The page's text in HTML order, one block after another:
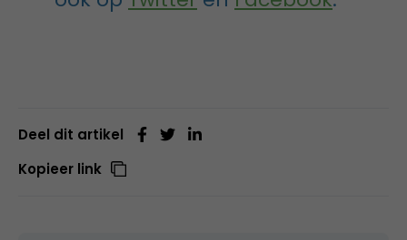
Deel dit artikel
Kopieer link